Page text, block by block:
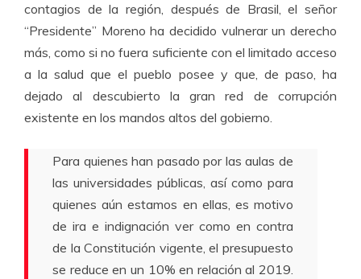
contagios de la región, después de Brasil, el señor
“Presidente” Moreno ha decidido vulnerar un derecho
más, como si no fuera suficiente con el limitado acceso
a la salud que el pueblo posee y que, de paso, ha
dejado al descubierto la gran red de corrupción
existente en los mandos altos del gobierno.
Para quienes han pasado por las aulas de
las universidades públicas, así como para
quienes aún estamos en ellas, es motivo
de ira e indignación ver como en contra
de la Constitución vigente, el presupuesto
se reduce en un 10% en relación al 2019.